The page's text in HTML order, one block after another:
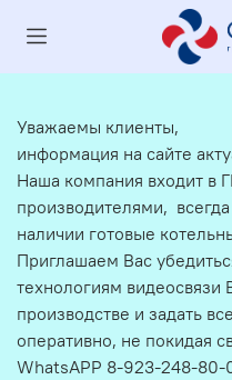
Уважаемы клиенты,
информация на сайте
Наша компания входит в
производителями,
наличии готовые
Приглашаем Вас
технологиям
производстве и задать
оперативно, не покидая
WhatsAPP 8-923-248-80-